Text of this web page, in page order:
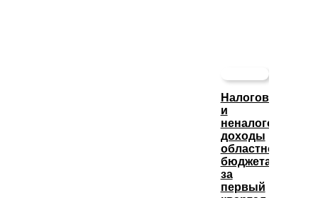
Налоговые
и
неналоговые
доходы
областного
бюджета
за
первый